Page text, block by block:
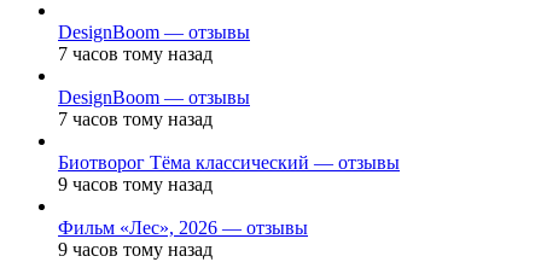
DesignBoom — отзывы
7 часов тому назад
DesignBoom — отзывы
7 часов тому назад
Биотворог Тёма классический — отзывы
9 часов тому назад
Фильм «Лес», 2026 — отзывы
9 часов тому назад